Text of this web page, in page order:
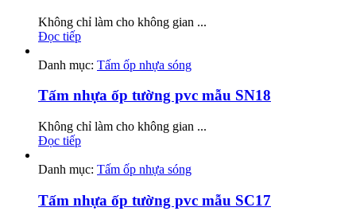
Không chỉ làm cho không gian ...
Đọc tiếp
Danh mục: Tấm ốp nhựa sóng
Tấm nhựa ốp tường pvc mẫu SN18
Không chỉ làm cho không gian ...
Đọc tiếp
Danh mục: Tấm ốp nhựa sóng
Tấm nhựa ốp tường pvc mẫu SC17